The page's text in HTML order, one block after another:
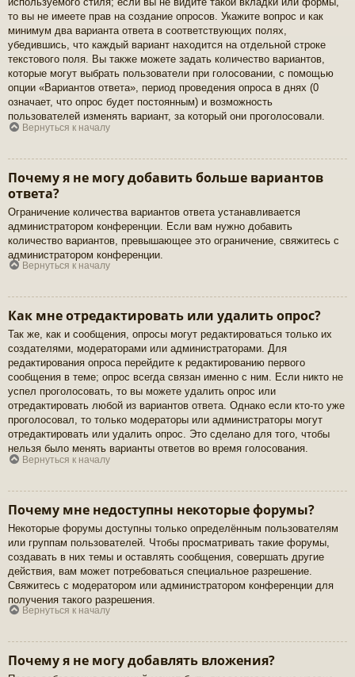
то вы не имеете прав на создание опросов. Укажите вопрос и как
минимум два варианта ответа в соответствующих полях,
убедившись, что каждый вариант находится на отдельной строке
текстового поля. Вы также можете задать количество вариантов,
которые могут выбрать пользователи при голосовании, с помощью
опции «Вариантов ответа», период проведения опроса в днях (0
означает, что опрос будет постоянным) и возможность
пользователей изменять вариант, за который они проголосовали.
Вернуться к началу
Почему я не могу добавить больше вариантов
ответа?
Ограничение количества вариантов ответа устанавливается
администратором конференции. Если вам нужно добавить
количество вариантов, превышающее это ограничение, свяжитесь с
администратором конференции.
Вернуться к началу
Как мне отредактировать или удалить опрос?
Так же, как и сообщения, опросы могут редактироваться только их
создателями, модераторами или администраторами. Для
редактирования опроса перейдите к редактированию первого
сообщения в теме; опрос всегда связан именно с ним. Если никто не
успел проголосовать, то вы можете удалить опрос или
отредактировать любой из вариантов ответа. Однако если кто-то уже
проголосовал, то только модераторы или администраторы могут
отредактировать или удалить опрос. Это сделано для того, чтобы
нельзя было менять варианты ответов во время голосования.
Вернуться к началу
Почему мне недоступны некоторые форумы?
Некоторые форумы доступны только определённым пользователям
или группам пользователей. Чтобы просматривать такие форумы,
создавать в них темы и оставлять сообщения, совершать другие
действия, вам может потребоваться специальное разрешение.
Свяжитесь с модератором или администратором конференции для
получения такого разрешения.
Вернуться к началу
Почему я не могу добавлять вложения?